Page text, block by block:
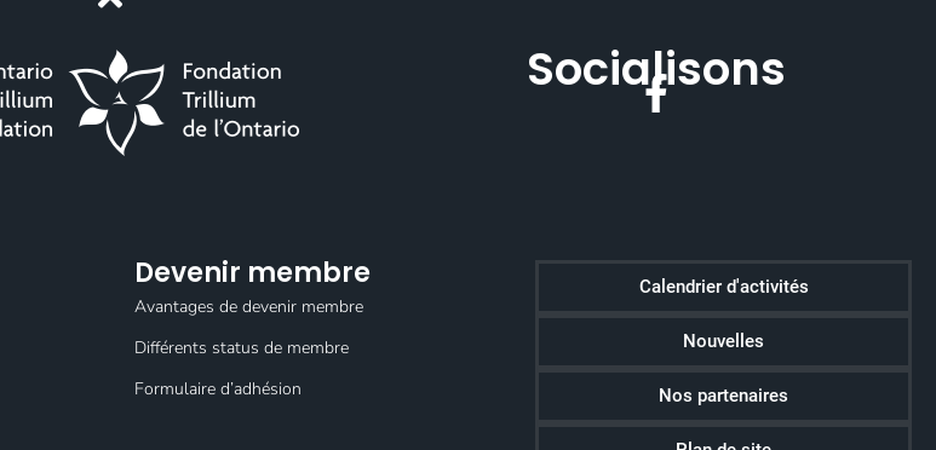
Socialisons
Devenir membre
Avantages de devenir membre
Différents status de membre
Formulaire d’adhésion
Calendrier d'activités
Nouvelles
Nos partenaires